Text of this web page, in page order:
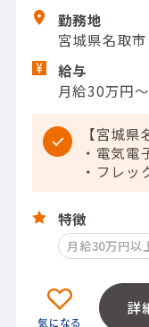
勤務地
宮城県名取市
給与
月給30万円
【宮城県
・電気電
・フレッ
特徴
月給30万円以
詳